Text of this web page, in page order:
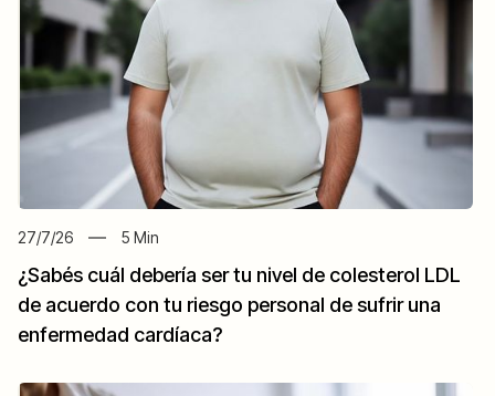
27/7/26 5 Min
¿Sabés cuál debería ser tu nivel de colesterol LDL
de acuerdo con tu riesgo personal de sufrir una
enfermedad cardíaca?